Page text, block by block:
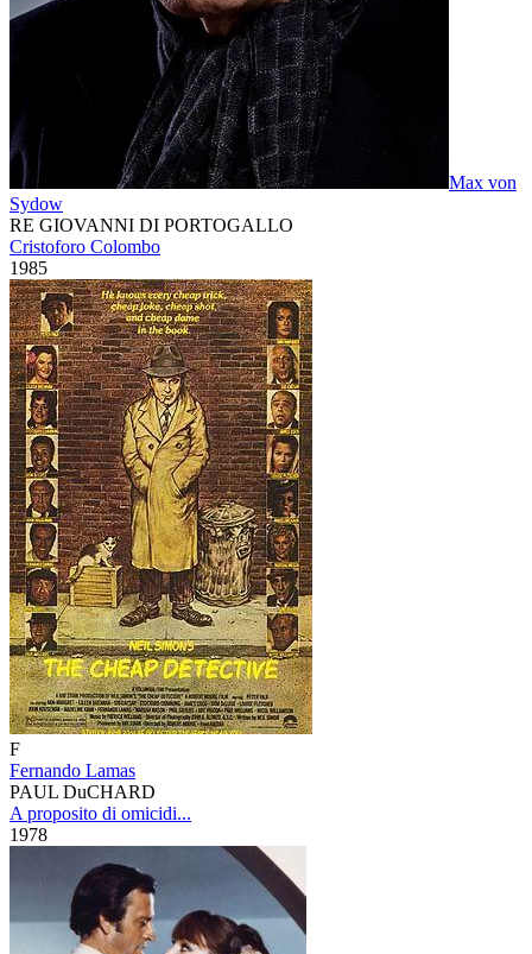
Max von
Sydow
RE GIOVANNI DI PORTOGALLO
Cristoforo Colombo
1985
F
Fernando Lamas
PAUL DuCHARD
A proposito di omicidi...
1978